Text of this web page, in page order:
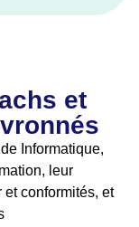
et
Informatique,
leur
conformités, et